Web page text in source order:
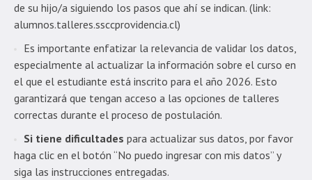
de su hijo/a siguiendo los pasos que ahí se indican. (link:
alumnos.talleres.ssccprovidencia.cl)
Es importante enfatizar la relevancia de validar los datos,
especialmente al actualizar la información sobre el curso en
el que el estudiante está inscrito para el año 2026. Esto
garantizará que tengan acceso a las opciones de talleres
correctas durante el proceso de postulación.
Si tiene dificultades para actualizar sus datos, por favor
haga clic en el botón “No puedo ingresar con mis datos” y
siga las instrucciones entregadas.